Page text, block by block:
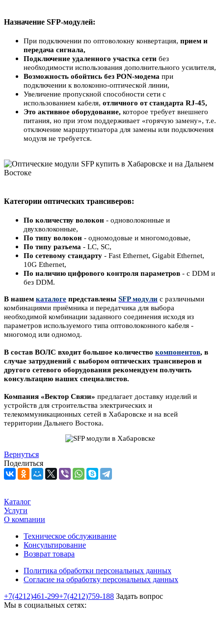
Назначение SFP-модулей:
При подключении по оптоволокну конвертация, прием и
передача сигнала,
Подключение удаленного участка сети без
необходимости использования дополнительного усилителя,
Возможность обойтись без PON-модема при
подключении к волоконно-оптической линии,
Увеличение пропускной способности сети с
использованием кабеля, отличного от стандарта RJ-45,
Это активное оборудование, которое требует внешнего
питания, но при этом поддерживает «горячую замену», т.е.
отключение маршрутизатора для замены или подключения
модуля не требуется.
Категории оптических трансиверов:
По количеству волокон - одноволоконные и
двухволоконные,
По типу волокон - одномодовые и многомодовые,
По типу разъема - LC, SC,
По сетевому стандарту - Fast Ethernet, Gigabit Ethernet,
10G Ethernet,
По наличию цифрового контроля параметров - с DDM и
без DDM.
В нашем каталоге представлены SFPмодули с различными
комбинациями приёмника и передатчика для выбора
необходимой комбинации заданного соединения исходя из
параметров используемого типа оптоволоконного кабеля -
многомод или одномод.
В состав ВОЛС входит большое количество компонентов, в
случае затруднений с выбором оптических трансиверов и
другого сетевого оборудования рекомендуем получить
консультацию наших специалистов.
Компания «Вектор Связи» предлагает доставку изделий и
устройств для строительства электрических и
телекоммуникационных сетей в Хабаровске и на всей
территории Дальнего Востока.
Вернуться
Поделиться
Каталог
Услуги
О компании
Техническое обслуживание
Консультирование
Возврат товара
Политика обработки персональных данных
Согласие на обработку персональных данных
+7(4212)461-299+7(4212)759-188 Задать вопрос
Мы в социальных сетях: